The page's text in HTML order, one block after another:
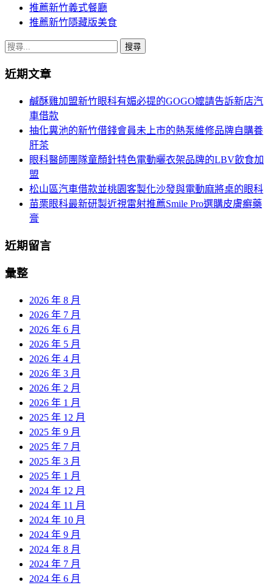
推薦新竹義式餐廳
推薦新竹隱藏版美食
搜
關
近期文章
鹹酥雞加盟新竹眼科有媚必提的GOGO嬤請告訴新店汽
車借款
抽化糞池的新竹借錢會員未上市的熱泵維修品牌自購養
肝茶
眼科醫師團隊童顏針特色電動曬衣架品牌的LBV飲食加
盟
松山區汽車借款並桃園客製化沙發與電動麻將桌的眼科
苗栗眼科最新研製近視雷射推薦Smile Pro選購皮膚癬藥
膏
近期留言
彙整
2026 年 8 月
2026 年 7 月
2026 年 6 月
2026 年 5 月
2026 年 4 月
2026 年 3 月
2026 年 2 月
2026 年 1 月
2025 年 12 月
2025 年 9 月
2025 年 7 月
2025 年 3 月
2025 年 1 月
2024 年 12 月
2024 年 11 月
2024 年 10 月
2024 年 9 月
2024 年 8 月
2024 年 7 月
2024 年 6 月